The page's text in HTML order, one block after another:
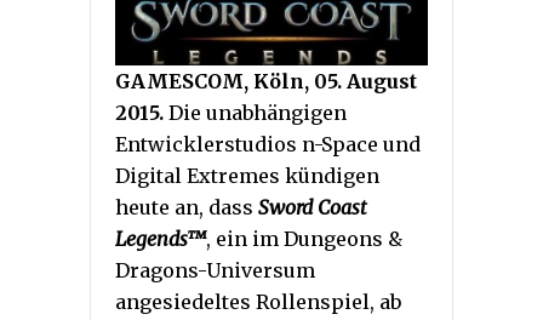
GAMESCOM, Köln, 05. August
2015. Die unabhängigen
Entwicklerstudios n-Space und
Digital Extremes kündigen
heute an, dass Sword Coast
Legends™, ein im Dungeons &
Dragons-Universum
angesiedeltes Rollenspiel, ab